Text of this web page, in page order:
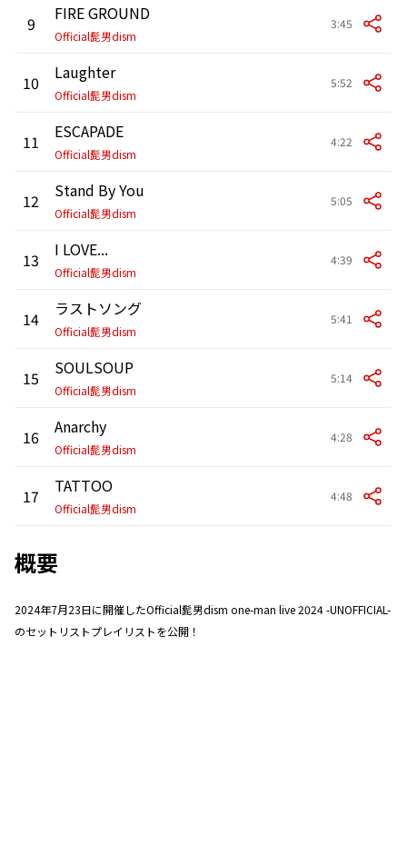
9 FIRE GROUND
Official髭男dism
3:45
10 Laughter
Official髭男dism
5:52
11 ESCAPADE
Official髭男dism
4:22
12 Stand By You
Official髭男dism
5:05
13 I LOVE...
Official髭男dism
4:39
14 ラストソング
Official髭男dism
5:41
15 SOULSOUP
Official髭男dism
5:14
16 Anarchy
Official髭男dism
4:28
17 TATTOO
Official髭男dism
4:48
概要
2024年7月23日に開催したOfficial髭男dism one-man live 2024 -UNOFFICIAL-
のセットリストプレイリストを公開！